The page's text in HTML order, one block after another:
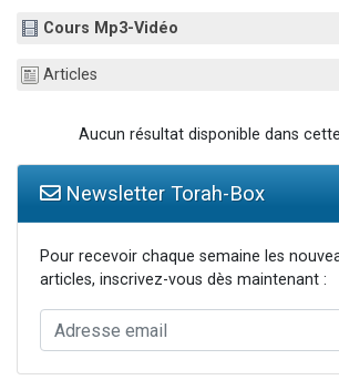
Cours Mp3-Vidéo
Articles
Aucun résultat disponible dans
Newsletter Torah-Box
Pour recevoir chaque semaine les
articles, inscrivez-vous dès maintenant :